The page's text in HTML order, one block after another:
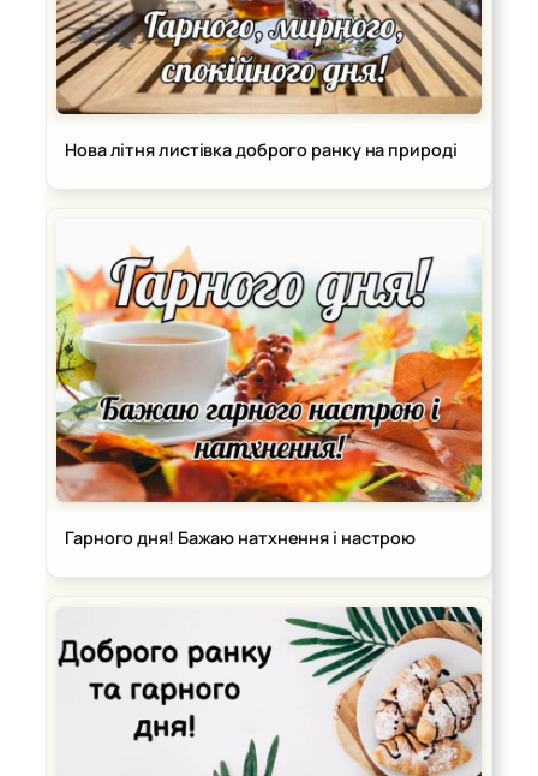
Нова літня листівка доброго ранку на природі
Гарного дня! Бажаю натхнення і настрою